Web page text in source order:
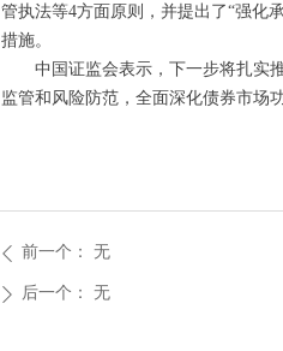
管执法等4方面原则，并提出了“强化
措施。
中国证监会表示，下一步将扎实
监管和风险防范，全面深化债券市场
ꄴ 前一个： 无
ꄲ 后一个： 无